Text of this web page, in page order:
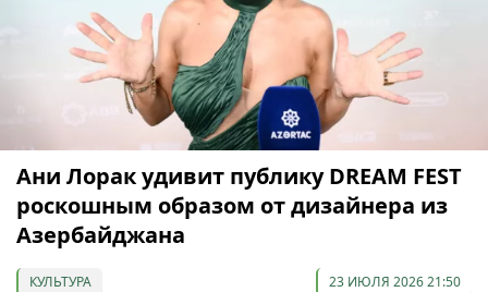
Ани Лорак удивит публику DREAM FEST
роскошным образом от дизайнера из
Азербайджана
КУЛЬТУРА 23 ИЮЛЯ 2026 21:50